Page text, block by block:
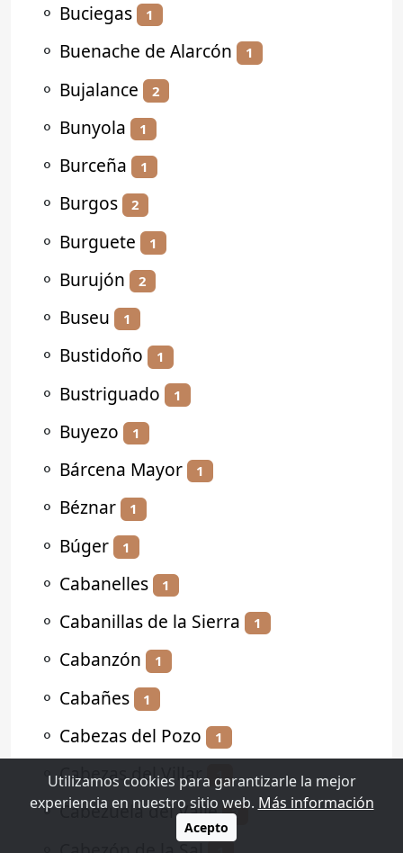
⚬ Buciegas 1
⚬ Buenache de Alarcón 1
⚬ Bujalance 2
⚬ Bunyola 1
⚬ Burceña 1
⚬ Burgos 2
⚬ Burguete 1
⚬ Burujón 2
⚬ Buseu 1
⚬ Bustidoño 1
⚬ Bustriguado 1
⚬ Buyezo 1
⚬ Bárcena Mayor 1
⚬ Béznar 1
⚬ Búger 1
⚬ Cabanelles 1
⚬ Cabanillas de la Sierra 1
⚬ Cabanzón 1
⚬ Cabañes 1
⚬ Cabezas del Pozo 1
⚬Cabezas del Villar 1
⚬Cabezuela del Valle 2
Utilizamos cookies para garantizarle la mejor
experiencia en nuestro sitio web. Más información
Acepto